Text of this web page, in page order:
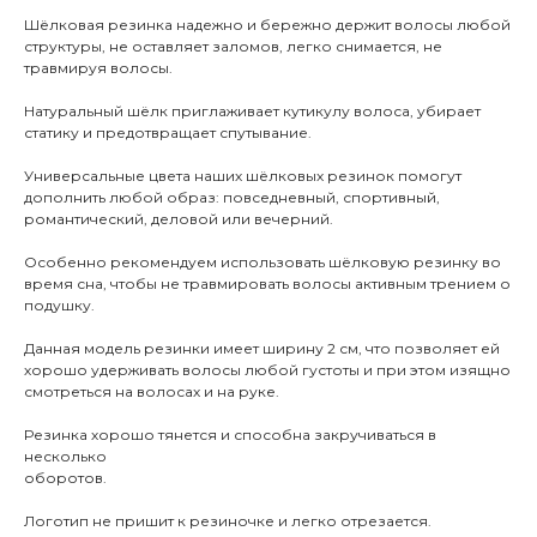
Шёлковая резинка надежно и бережно держит волосы любой
структуры, не оставляет заломов, легко снимается, не
травмируя волосы.
Натуральный шёлк приглаживает кутикулу волоса, убирает
статику и предотвращает спутывание.
Универсальные цвета наших шёлковых резинок помогут
дополнить любой образ: повседневный, спортивный,
романтический, деловой или вечерний.
Особенно рекомендуем использовать шёлковую резинку во
время сна, чтобы не травмировать волосы активным трением о
подушку.
Данная модель резинки имеет ширину 2 см, что позволяет ей
хорошо удерживать волосы любой густоты и при этом изящно
смотреться на волосах и на руке.
Резинка хорошо тянется и способна закручиваться в
несколько
оборотов.
Логотип не пришит к резиночке и легко отрезается.